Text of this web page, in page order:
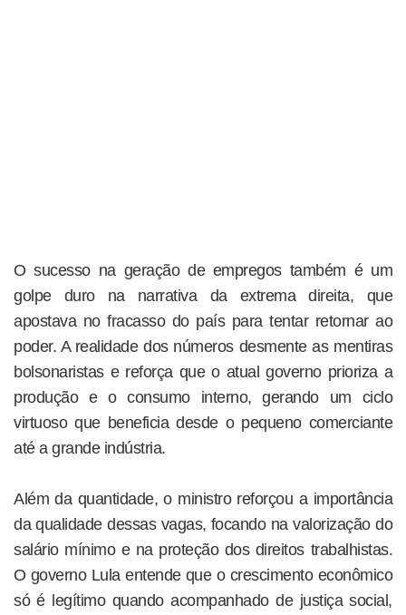
O sucesso na geração de empregos também é um
golpe duro na narrativa da extrema direita, que
apostava no fracasso do país para tentar retornar ao
poder. A realidade dos números desmente as mentiras
bolsonaristas e reforça que o atual governo prioriza a
produção e o consumo interno, gerando um ciclo
virtuoso que beneficia desde o pequeno comerciante
até a grande indústria.
Além da quantidade, o ministro reforçou a importância
da qualidade dessas vagas, focando na valorização do
salário mínimo e na proteção dos direitos trabalhistas.
O governo Lula entende que o crescimento econômico
só é legítimo quando acompanhado de justiça social,